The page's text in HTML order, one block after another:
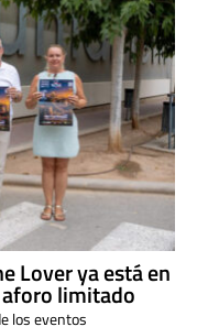
Lover ya está en
limitado
los eventos